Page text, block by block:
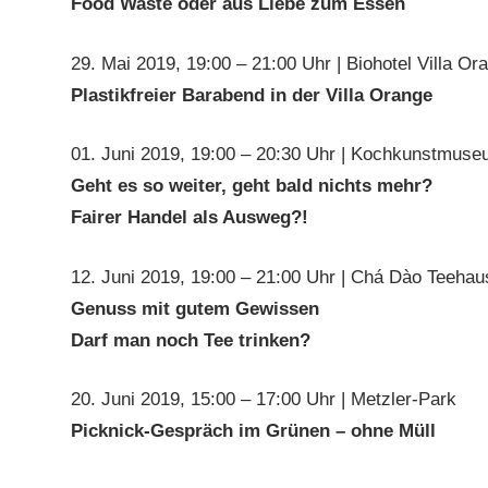
Food Waste oder aus Liebe zum Essen
29. Mai 2019, 19:00 – 21:00 Uhr | Biohotel Villa
Plastikfreier Barabend in der Villa Orange
01. Juni 2019, 19:00 – 20:30 Uhr |
Geht es so weiter, geht bald nichts mehr?
Fairer Handel als Ausweg?!
12. Juni 2019, 19:00 – 21:00 Uhr | Chá Dào
Genuss mit gutem Gewissen
Darf man noch Tee trinken?
20. Juni 2019, 15:00 – 17:00 Uhr | Metzler-Park
Picknick-Gespräch im Grünen – ohne Müll